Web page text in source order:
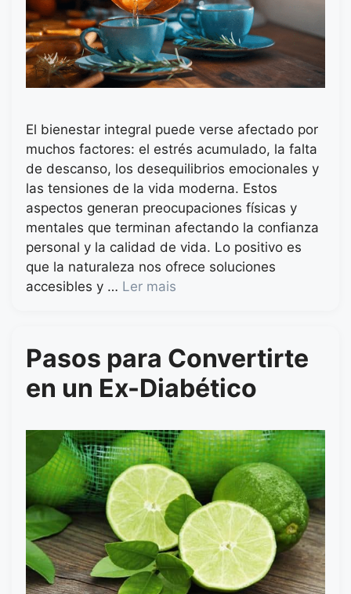
El bienestar integral puede verse afectado por
muchos factores: el estrés acumulado, la falta
de descanso, los desequilibrios emocionales y
las tensiones de la vida moderna. Estos
aspectos generan preocupaciones físicas y
mentales que terminan afectando la confianza
personal y la calidad de vida. Lo positivo es
que la naturaleza nos ofrece soluciones
accesibles y … Ler mais
Pasos para Convertirte
en un Ex-Diabético